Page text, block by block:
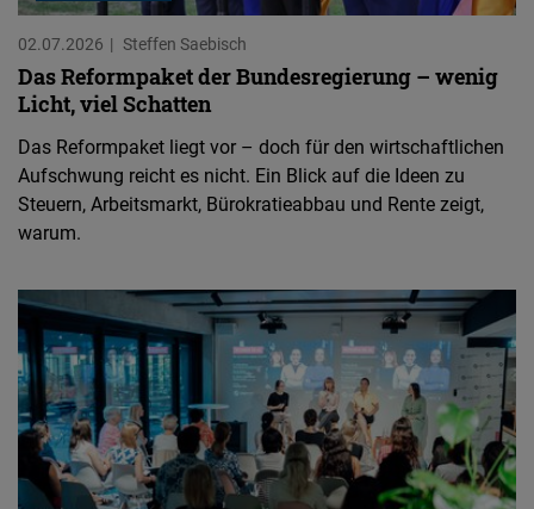
02.07.2026 Steffen Saebisch
Das Reformpaket der Bundesregierung – wenig
Licht, viel Schatten
Das Reformpaket liegt vor – doch für den wirtschaftlichen
Aufschwung reicht es nicht. Ein Blick auf die Ideen zu
Steuern, Arbeitsmarkt, Bürokratieabbau und Rente zeigt,
warum.